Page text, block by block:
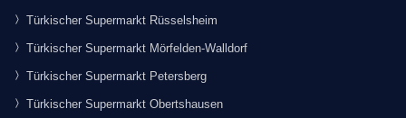
Türkischer Supermarkt Rüsselsheim
Türkischer Supermarkt Mörfelden-Walldorf
Türkischer Supermarkt Petersberg
Türkischer Supermarkt Obertshausen